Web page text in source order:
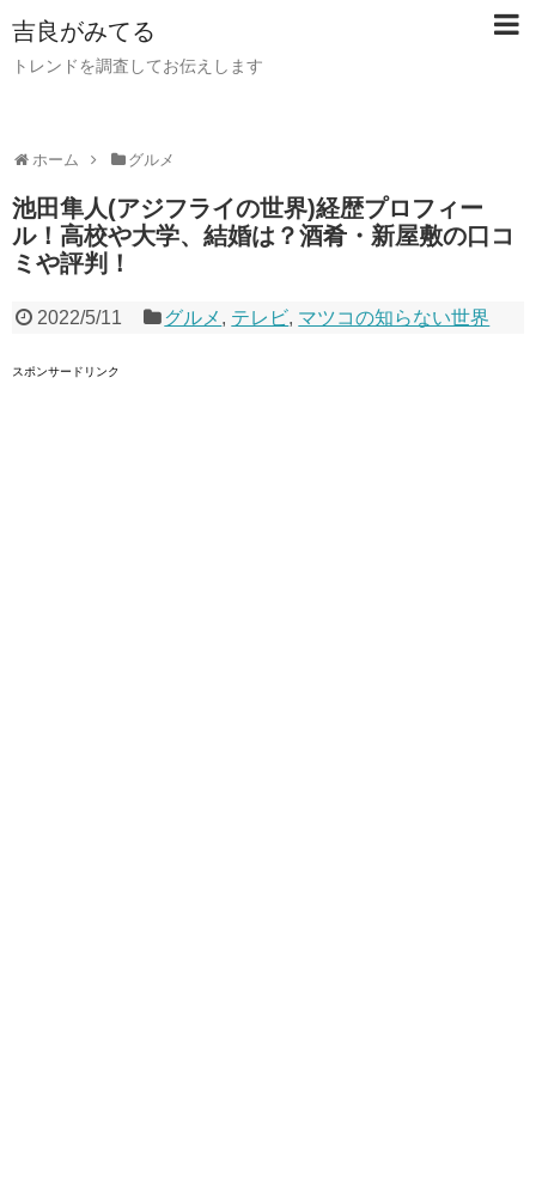
吉良がみてる
トレンドを調査してお伝えします
ホーム グルメ
池田隼人(アジフライの世界)経歴プロフィー
ル！高校や大学、結婚は？酒肴・新屋敷の口コ
ミや評判！
2022/5/11 グルメ , テレビ, マツコの知らない世界
スポンサードリンク